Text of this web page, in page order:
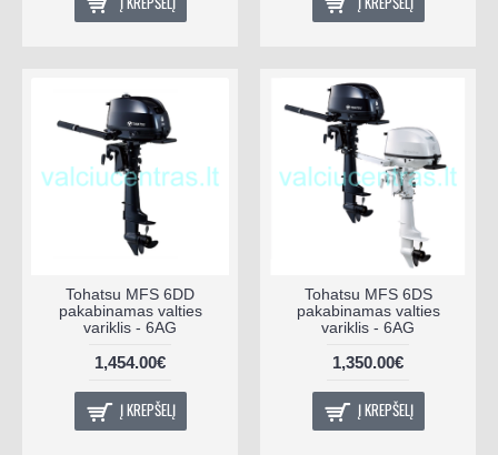
Tohatsu MFS 6DD
pakabinamas valties
variklis - 6AG
1,454.00€
Į KREPŠELĮ
Tohatsu MFS 6DS
pakabinamas valties
variklis - 6AG
1,350.00€
Į KREPŠELĮ